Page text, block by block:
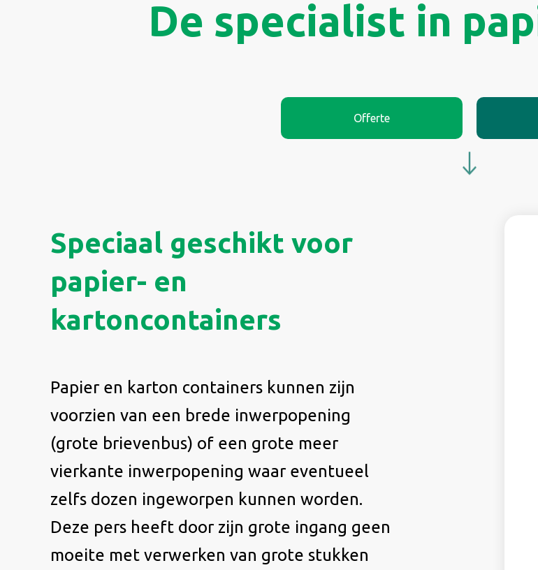
De specialist in
Offerte
Speciaal geschikt voor
papier- en
kartoncontainers
Papier en karton containers kunnen zijn
voorzien van een brede inwerpopening
(grote brievenbus) of een grote meer
vierkante inwerpopening waar eventueel
zelfs dozen ingeworpen kunnen worden.
Deze pers heeft door zijn grote ingang geen
moeite met verwerken van grote stukken